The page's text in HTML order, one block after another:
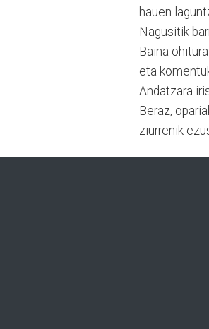
hauen
Nagusitik
Baina
eta
Andatzara
Beraz,
ziurrenik